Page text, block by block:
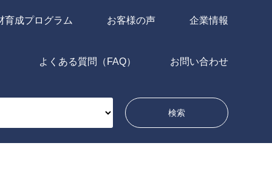
育成プログラム お客様の声 企業情報
よくある質問（FAQ） お問い合わせ